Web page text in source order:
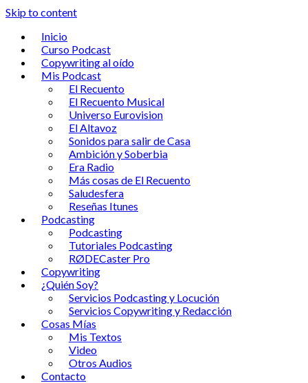
Skip to content
Inicio
Curso Podcast
Copywriting al oído
Mis Podcast
El Recuento
El Recuento Musical
Universo Eurovision
El Altavoz
Sonidos para salir de Casa
Ambición y Soberbia
Era Radio
Más cosas de El Recuento
Saludesfera
Reseñas Itunes
Podcasting
Podcasting
Tutoriales Podcasting
RØDECaster Pro
Copywriting
¿Quién Soy?
Servicios Podcasting y Locución
Servicios Copywriting y Redacción
Cosas Mías
Mis Textos
Video
Otros Audios
Contacto